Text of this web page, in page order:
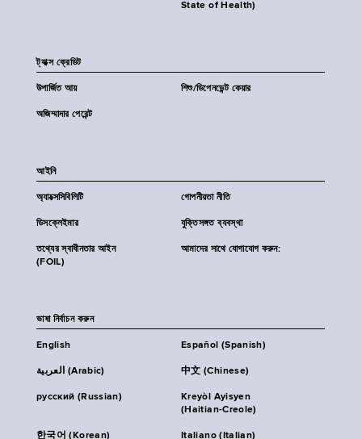
State of Health)
ট্যাক্স ক্রেডিট
উপার্জিত আয় শিশু/ডিপেনডেন্ট কেয়ার
অজিম্মাদার পেরেন্ট
আইনি
অ্যাক্সেসিবিলিটি গোপনীয়তা নীতি
ডিসক্লেইমার যুক্তিসঙ্গত ব্যবস্থা
তথ্যের স্বাধীনতার আইন
(FOIL)
আমাদের সাথে যোগাযোগ করুন:
ভাষা নির্বাচন করুন
English Español (Spanish)
العربية (Arabic) 中文 (Chinese)
русский (Russian)
Kreyòl Ayisyen
(Haitian-Creole)
한국어 (Korean) Italiano (Italian)